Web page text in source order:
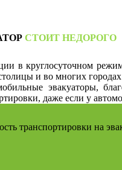
СТОИТ НЕДОРОГО
в круглосуточном
и во многих
эвакуаторы,
даже если у
транспортировки на